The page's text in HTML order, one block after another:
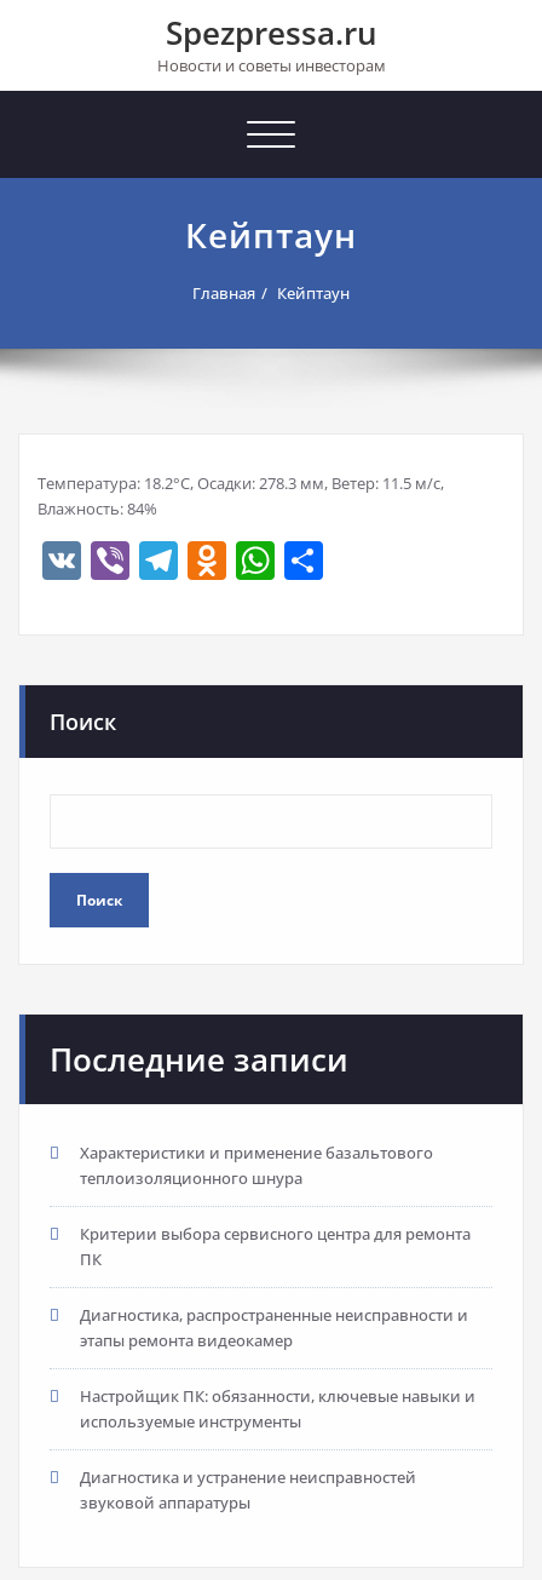
Spezpressa.ru
Новости и советы инвесторам
Toggle
Кейптаун
Главная Кейптаун
Температура: 18.2°C, Осадки: 278.3 мм, Ветер: 11.5 м/с,
Влажность: 84%
VK ViberTelegram
Odnoklassniki
WhatsApp
Поиск
Поиск
Последние записи
Характеристики и применение базальтового
теплоизоляционного шнура
Критерии выбора сервисного центра для ремонта
ПК
Диагностика, распространенные неисправности и
этапы ремонта видеокамер
Настройщик ПК: обязанности, ключевые навыки и
используемые инструменты
Диагностика и устранение неисправностей
звуковой аппаратуры